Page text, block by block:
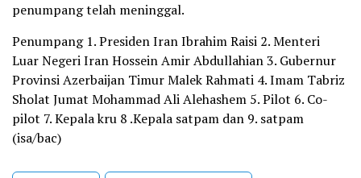
penumpang telah meninggal.
Penumpang 1. Presiden Iran Ibrahim Raisi 2. Menteri
Luar Negeri Iran Hossein Amir Abdullahian 3. Gubernur
Provinsi Azerbaijan Timur Malek Rahmati 4. Imam Tabriz
Sholat Jumat Mohammad Ali Alehashem 5. Pilot 6. Co-
pilot 7. Kepala kru 8 .Kepala satpam dan 9. satpam
(isa/bac)